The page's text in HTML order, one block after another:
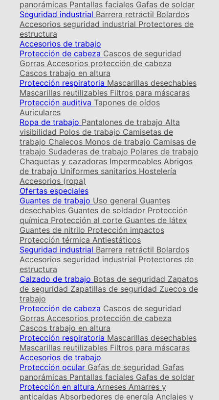
panorámicas Pantallas faciales Gafas de soldar
Seguridad industrial Barrera retráctil Bolardos
Accesorios seguridad industrial Protectores de
estructura
Accesorios de trabajo
Protección de cabeza Cascos de seguridad
Gorras Accesorios protección de cabeza
Cascos trabajo en altura
Protección respiratoria Mascarillas desechables
Mascarillas reutilizables Filtros para máscaras
Protección auditiva Tapones de oídos
Auriculares
Ropa de trabajo Pantalones de trabajo Alta
visibilidad Polos de trabajo Camisetas de
trabajo Chalecos Monos de trabajo Camisas de
trabajo Sudaderas de trabajo Polares de trabajo
Chaquetas y cazadoras Impermeables Abrigos
de trabajo Uniformes sanitarios Hostelería
Accesorios (ropa)
Ofertas especiales
Guantes de trabajo Uso general Guantes
desechables Guantes de soldador Protección
química Protección al corte Guantes de látex
Guantes de nitrilo Protección impactos
Protección térmica Antiestáticos
Seguridad industrial Barrera retráctil Bolardos
Accesorios seguridad industrial Protectores de
estructura
Calzado de trabajo Botas de seguridad Zapatos
de seguridad Zapatillas de seguridad Zuecos de
trabajo
Protección de cabeza Cascos de seguridad
Gorras Accesorios protección de cabeza
Cascos trabajo en altura
Protección respiratoria Mascarillas desechables
Mascarillas reutilizables Filtros para máscaras
Accesorios de trabajo
Protección ocular Gafas de seguridad Gafas
panorámicas Pantallas faciales Gafas de soldar
Protección en altura Arneses Amarres y
anticaídas Absorbedores de energía Anclajes y